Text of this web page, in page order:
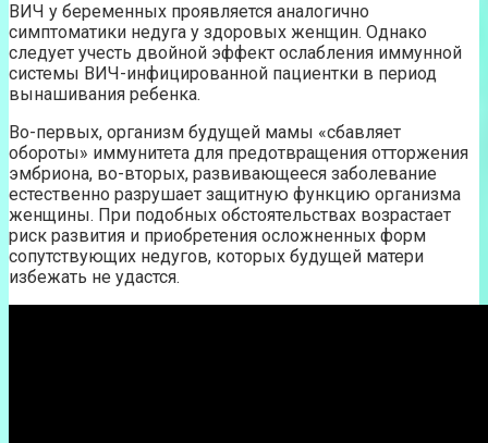
ВИЧ у беременных проявляется аналогично
симптоматики недуга у здоровых женщин. Однако
следует учесть двойной эффект ослабления иммунной
системы ВИЧ-инфицированной пациентки в период
вынашивания ребенка.
Во-первых, организм будущей мамы «сбавляет
обороты» иммунитета для предотвращения отторжения
эмбриона, во-вторых, развивающееся заболевание
естественно разрушает защитную функцию организма
женщины. При подобных обстоятельствах возрастает
риск развития и приобретения осложненных форм
сопутствующих недугов, которых будущей матери
избежать не удастся.